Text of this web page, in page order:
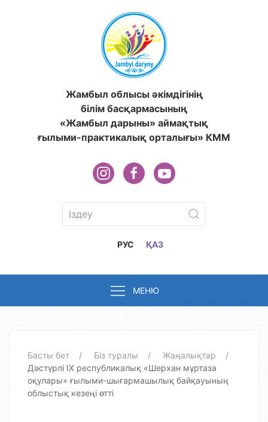
Жамбыл облысы әкімдігінің
білім басқармасының
«Жамбыл дарыны» аймақтық
ғылыми-практикалық орталығы» КММ
РУС ҚАЗ
МЕНЮ
Басты бет Біз туралы
Жаңалықтар
Дәстүрлі ІХ республикалық «Шерхан мұртаза
оқулары» ғылыми-шығармашылық байқауының
облыстық кезеңі өтті